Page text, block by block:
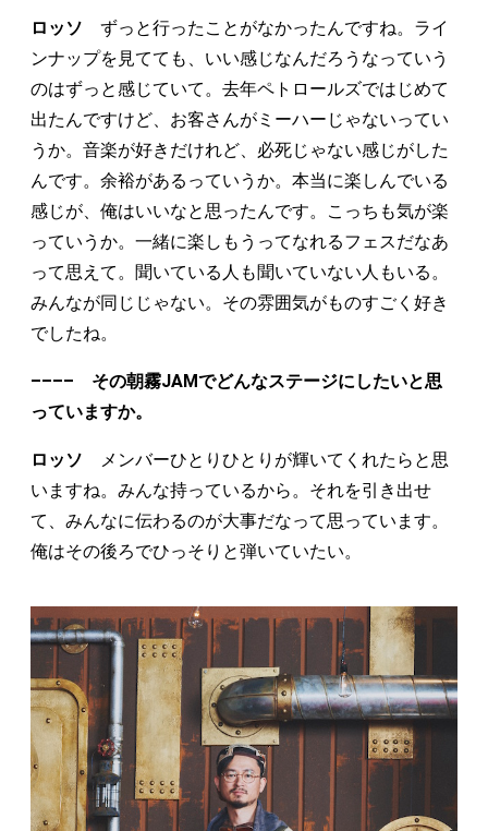
ロッソ ずっと行ったことがなかったんですね。ライ
ンナップを見てても、いい感じなんだろうなっていう
のはずっと感じていて。去年ペトロールズではじめて
出たんですけど、お客さんがミーハーじゃないってい
うか。音楽が好きだけれど、必死じゃない感じがした
んです。余裕があるっていうか。本当に楽しんでいる
感じが、俺はいいなと思ったんです。こっちも気が楽
っていうか。一緒に楽しもうってなれるフェスだなあ
って思えて。聞いている人も聞いていない人もいる。
みんなが同じじゃない。その雰囲気がものすごく好き
でしたね。
–––– その朝霧JAMでどんなステージにしたいと思
っていますか。
ロッソ
メンバーひとりひとりが輝いてくれたらと思
いますね。みんな持っているから。それを引き出せ
て、みんなに伝わるのが大事だなって思っています。
俺はその後ろでひっそりと弾いていたい。